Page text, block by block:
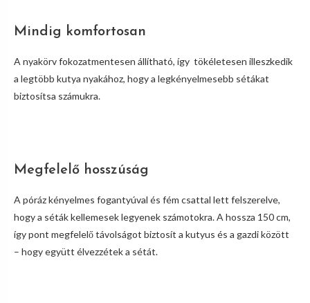
Mindig komfortosan
A nyakörv fokozatmentesen állítható, így tökéletesen illeszkedik
a legtöbb kutya nyakához, hogy a legkényelmesebb sétákat
biztosítsa számukra.
Megfelelő hosszúság
A póráz kényelmes fogantyúval és fém csattal lett felszerelve,
hogy a séták kellemesek legyenek számotokra. A hossza 150 cm,
így pont megfelelő távolságot biztosít a kutyus és a gazdi között
– hogy együtt élvezzétek a sétát.